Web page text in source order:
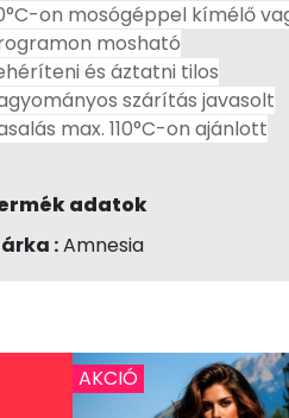
on mosógéppel kímélő
mosható
és áztatni tilos
szárítás javasolt
max. 110°C-on ajánlott
adatok
:Amnesia
AKCIÓ